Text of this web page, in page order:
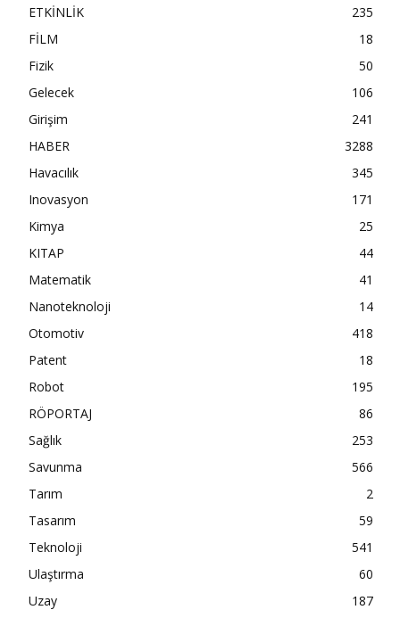
ETKİNLİK
235
FİLM
18
Fizik
50
Gelecek
106
Girişim
241
HABER
3288
Havacılık
345
Inovasyon
171
Kimya
25
KITAP
44
Matematik
41
Nanoteknoloji
14
Otomotiv
418
Patent
18
Robot
195
RÖPORTAJ
86
Sağlık
253
Savunma
566
Tarım
2
Tasarım
59
Teknoloji
541
Ulaştırma
60
Uzay
187